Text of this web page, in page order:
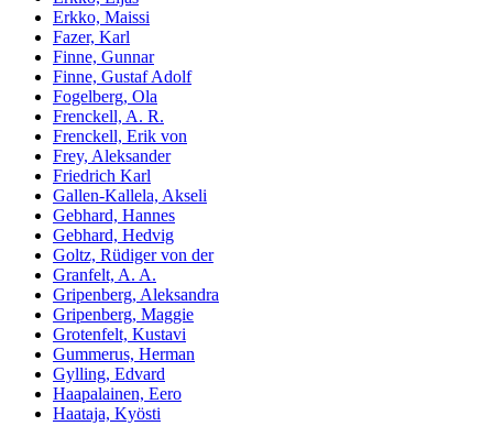
Erkko, Maissi
Fazer, Karl
Finne, Gunnar
Finne, Gustaf Adolf
Fogelberg, Ola
Frenckell, A. R.
Frenckell, Erik von
Frey, Aleksander
Friedrich Karl
Gallen-Kallela, Akseli
Gebhard, Hannes
Gebhard, Hedvig
Goltz, Rüdiger von der
Granfelt, A. A.
Gripenberg, Aleksandra
Gripenberg, Maggie
Grotenfelt, Kustavi
Gummerus, Herman
Gylling, Edvard
Haapalainen, Eero
Haataja, Kyösti